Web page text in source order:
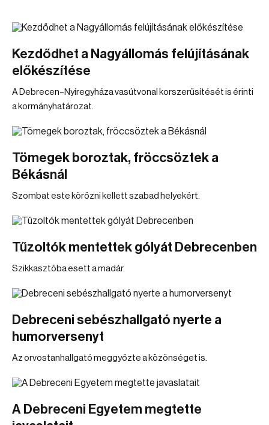
Kezdődhet a Nagyállomás felújításának
előkészítése
A Debrecen–Nyíregyháza vasútvonal korszerűsítését is érinti
a kormányhatározat.
Tömegek boroztak, fröccsöztek a
Békásnál
Szombat este körözni kellett szabad helyekért.
Tűzoltók mentettek gólyát Debrecenben
Szikkasztóba esett a madár.
Debreceni sebészhallgató nyerte a
humorversenyt
Az orvostanhallgató meggyőzte a közönséget is.
A Debreceni Egyetem megtette